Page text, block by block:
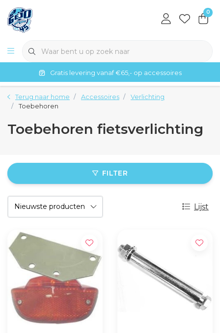
0
Gratis levering vanaf €65,- op accessoires
Terug naar home Accessoires
Verlichting
Toebehoren
Toebehoren fietsverlichting
FILTER
Lijst